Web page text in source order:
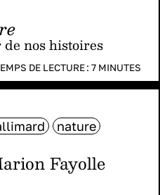
nos histoires
DE LECTURE : 7 MINUTES
Fayolle
nature